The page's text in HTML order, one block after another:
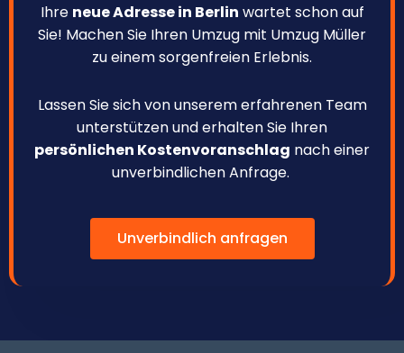
Ihre neue Adresse in Berlin wartet schon auf
Sie! Machen Sie Ihren Umzug mit Umzug Müller
zu einem sorgenfreien Erlebnis.
Lassen Sie sich von unserem erfahrenen Team
unterstützen und erhalten Sie Ihren
persönlichen Kostenvoranschlag nach einer
unverbindlichen Anfrage.
Unverbindlich anfragen